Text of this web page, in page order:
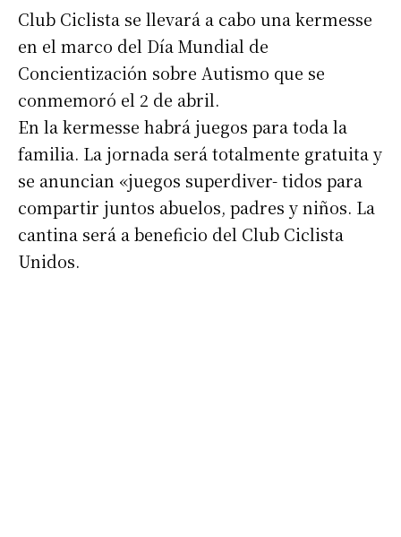
*
Apellidos
Número de teléfono
Club Ciclista se llevará a cabo una kermesse
en el marco del Día Mundial de
Concientización sobre Autismo que se
conmemoró el 2 de abril.
En la kermesse habrá juegos para toda la
familia. La jornada será totalmente gratuita y
se anuncian «juegos superdiver- tidos para
compartir juntos abuelos, padres y niños. La
cantina será a beneficio del Club Ciclista
Unidos.